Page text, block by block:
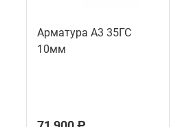
Арматура А3 35ГС
10мм